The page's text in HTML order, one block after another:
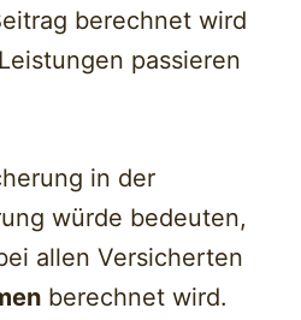
berechnet wird
passieren
in der
würde bedeuten,
allen Versicherten
berechnet wird.